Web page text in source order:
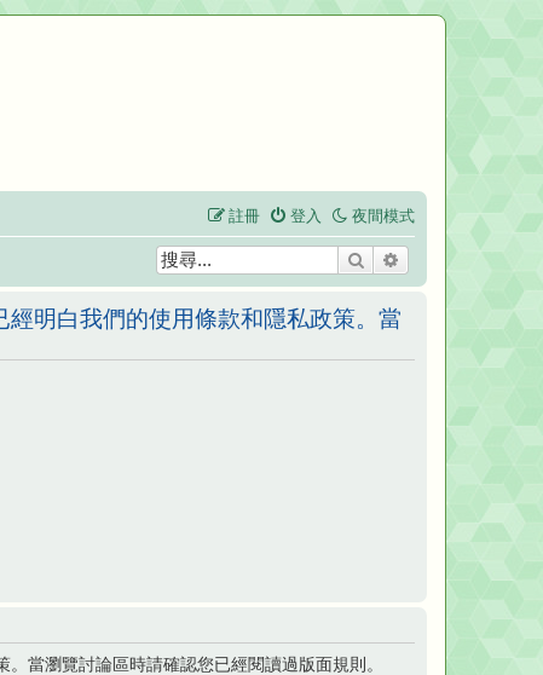
夜間模式
登入
註冊
搜尋
明白我們的使用條款和隱私政策。當
當瀏覽討論區時請確認您已經閱讀過版面規則。